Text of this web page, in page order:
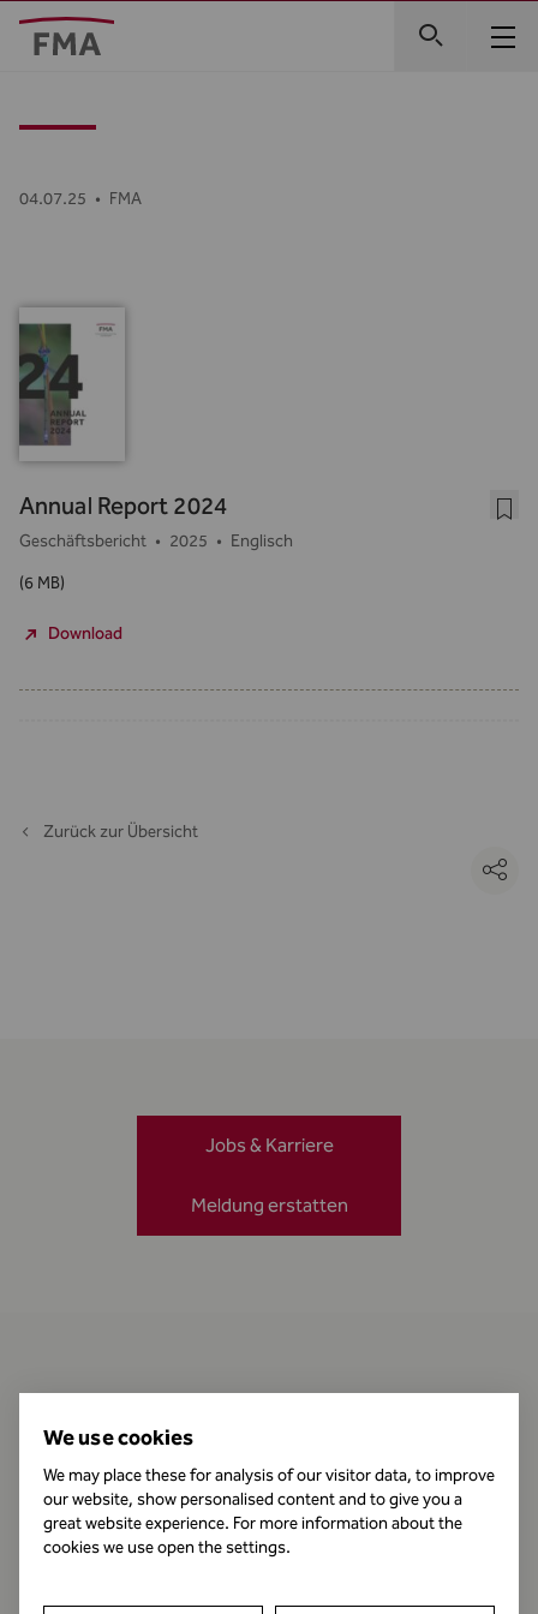
04.07.25 • FMA
Annual Report 2024
Geschäftsbericht • 2025 • Englisch
(6 MB)
Download
Zurück zur Übersicht
Öffnungszeiten
Jobs & Karriere
Meldung erstatten
We use cookies
We may place these for analysis of our visitor data, to improve
our website, show personalised content and to give you a
great website experience. For more information about the
cookies we use open the settings.